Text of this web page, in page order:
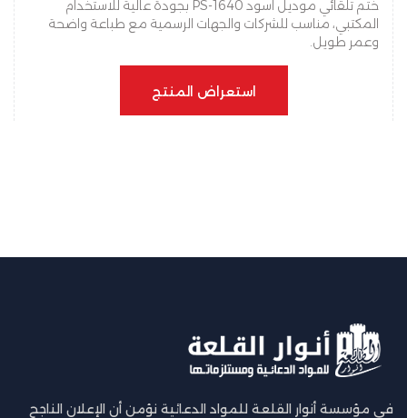
ختم تلقائي موديل اسود PS-1640 بجودة عالية للاستخدام
المكتبي، مناسب للشركات والجهات الرسمية مع طباعة واضحة
وعمر طويل.
استعراض المنتج
استعراض المنتج
في مؤسسة أنوار القلعة للمواد الدعائية نؤمن أن الإعلان الناجح